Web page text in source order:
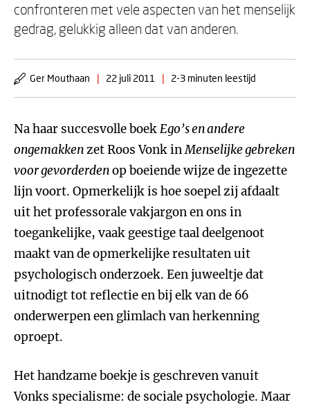
confronteren met vele aspecten van het menselijk
gedrag, gelukkig alleen dat van anderen.
Ger Mouthaan | 22 juli 2011 | 2-3 minuten leestijd
Na haar succesvolle boekEgo’s en andere
ongemakkenzet Roos Vonk inMenselijke gebreken
voor gevorderdenop boeiende wijze de ingezette
lijn voort. Opmerkelijk is hoe soepel zij afdaalt
uit het professorale vakjargon en ons in
toegankelijke, vaak geestige taal deelgenoot
maakt van de opmerkelijke resultaten uit
psychologisch onderzoek. Een juweeltje dat
uitnodigt tot reflectie en bij elk van de 66
onderwerpen een glimlach van herkenning
oproept.
Het handzame boekje is geschreven vanuit
Vonks specialisme: de sociale psychologie. Maar